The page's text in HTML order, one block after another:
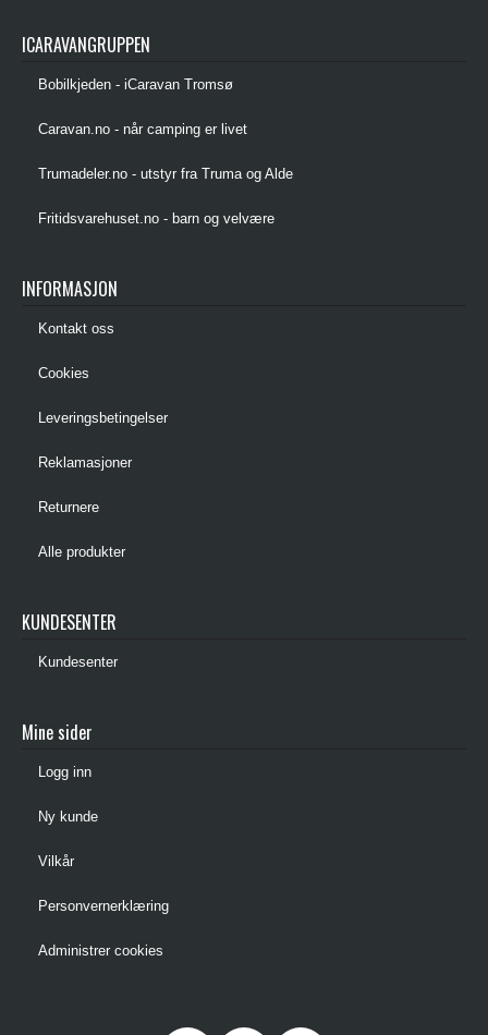
ICARAVANGRUPPEN
Bobilkjeden - iCaravan Tromsø
Caravan.no - når camping er livet
Trumadeler.no - utstyr fra Truma og Alde
Fritidsvarehuset.no - barn og velvære
INFORMASJON
Kontakt oss
Cookies
Leveringsbetingelser
Reklamasjoner
Returnere
Alle produkter
KUNDESENTER
Kundesenter
Mine sider
Logg inn
Ny kunde
Vilkår
Personvernerklæring
Administrer cookies